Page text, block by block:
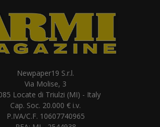
Newpaper19 S.r.l.
Via Molise, 3
Locate di Triulzi (MI) - Italy
Cap. Soc. 20.000 € i.v.
P.IVA/C.F. 10607740965